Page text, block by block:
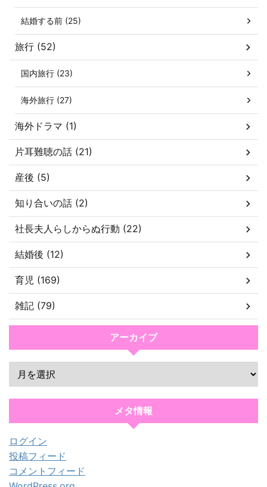
結婚する前 (25)
旅行 (52)
国内旅行 (23)
海外旅行 (27)
海外ドラマ (1)
片耳難聴の話 (21)
産後 (5)
知り合いの話 (2)
社長夫人らしからぬ行動 (22)
結婚後 (12)
育児 (169)
雑記 (79)
アーカイブ
メタ情報
ログイン
投稿フィード
コメントフィード